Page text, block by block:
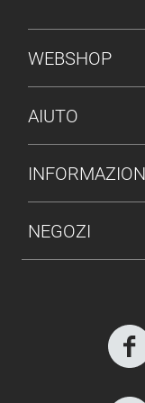
MENU PIÈ DI
WEBSHOP
AIUTO
NEGOZI